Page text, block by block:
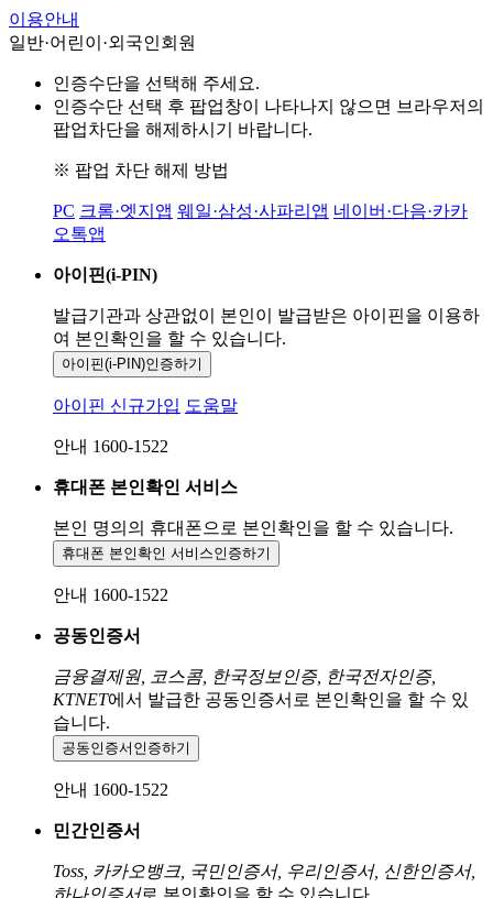
이용안내
일반·어린이·외국인회원
인증수단을 선택해 주세요.
인증수단 선택 후 팝업창이 나타나지 않으면 브라우저의
팝업차단을 해제하시기 바랍니다.
※ 팝업 차단 해제 방법
PC 크롬·엣지앱 웨일·삼성·사파리앱 네이버·다음·카카
오톡앱
아이핀(i-PIN)
발급기관과 상관없이 본인이 발급받은 아이핀을 이용하
여 본인확인을 할 수 있습니다.
아이핀(i-PIN)인증하기
아이핀 신규가입 도움말
안내 1600-1522
휴대폰 본인확인 서비스
본인 명의의 휴대폰으로 본인확인을 할 수 있습니다.
휴대폰 본인확인 서비스인증하기
안내 1600-1522
공동인증서
금융결제원, 코스콤, 한국정보인증, 한국전자인증,
KTNET에서 발급한 공동인증서로 본인확인을 할 수 있
습니다.
공동인증서 인증하기
안내 1600-1522
민간인증서
Toss, 카카오뱅크, 국민인증서, 우리인증서, 신한인증서,